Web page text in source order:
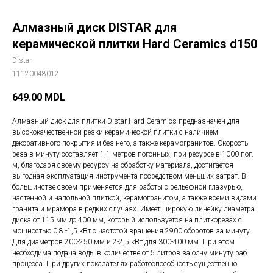
Алмазный диск DISTAR для
керамической плитки Hard Ceramics d150
Distar
11120048012
649.00 MDL
Алмазный диск для плитки Distar Hard Ceramics предназначен для
высококачественной резки керамической плитки с наличием
декоративного покрытия и без него, а также керамогранитов. Скорость
реза в минуту составляет 1,1 метров погонных, при ресурсе в 1000 пог.
м, благодаря своему ресурсу на обработку материала, достигается
выгодная эксплуатация инструмента посредством меньших затрат. В
большинстве своем применяется для работы с рельефной глазурью,
настенной и напольной плиткой, керамогранитом, а также всеми видами
гранита и мрамора в редких случаях. Имеет широкую линейку диаметра
диска от 115 мм до 400 мм, который используется на плиткорезах с
мощностью 0,8 -1,5 кВт с частотой вращения 2900 оборотов за минуту.
Для диаметров 200-250 мм и 2-2,5 кВт для 300-400 мм. При этом
необходима подача воды в количестве от 5 литров за одну минуту раб.
процесса. При других показателях работоспособность существенно